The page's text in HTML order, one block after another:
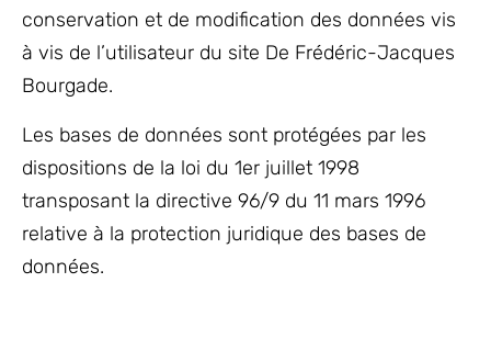
conservation et de modification des données vis
à vis de l’utilisateur du site De Frédéric-Jacques
Bourgade.
Les bases de données sont protégées par les
dispositions de la loi du 1er juillet 1998
transposant la directive 96/9 du 11 mars 1996
relative à la protection juridique des bases de
données.